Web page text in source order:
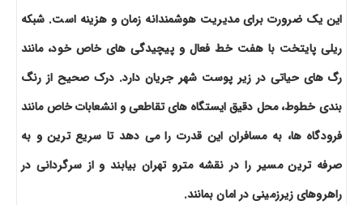
این یک ضرورت برای مدیریت هوشمندانه زمان و هزینه است. شبکه
ریلی پایتخت با هفت خط فعال و پیچیدگی های خاص خود، مانند
رگ های حیاتی در زیر پوست شهر جریان دارد. درک صحیح از رنگ
بندی خطوط، محل دقیق ایستگاه های تقاطعی و انشعابات خاص مانند
فرودگاه ها، به مسافران این قدرت را می دهد تا سریع ترین و به
صرفه ترین مسیر را در نقشه مترو تهران بیابند و از سرگردانی در
راهروهای زیرزمینی در امان بمانند.